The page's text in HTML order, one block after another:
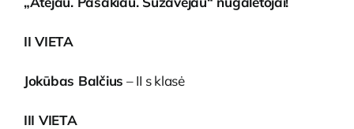
II VIETA
Jokūbas Balčius – II s klasė
III VIETA